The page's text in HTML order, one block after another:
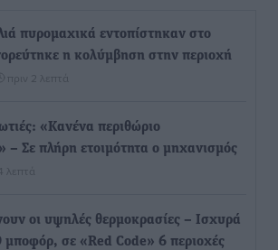
πυρομαχικά εντοπίστηκαν στο
η κολύμβηση στην περιοχή
πριν 2 λεπτά
«Κανένα περιθώριο
Σε πλήρη ετοιμότητα ο μηχανισμός
λεπτά
οι υψηλές θερμοκρασίες – Ισχυρά
μποφόρ, σε «Red Code» 6 περιοχές